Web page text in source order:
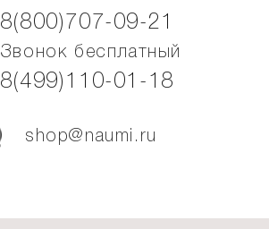
8(800)707-09-21
Звонок бесплатный
8(499)110-01-18
shop@naumi.ru